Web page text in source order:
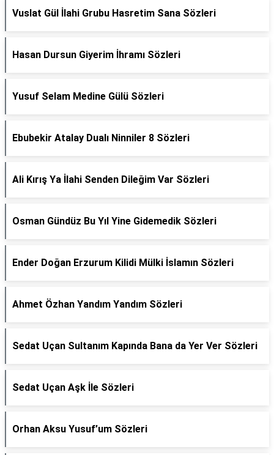
Vuslat Gül İlahi Grubu Hasretim Sana Sözleri
Hasan Dursun Giyerim İhramı Sözleri
Yusuf Selam Medine Gülü Sözleri
Ebubekir Atalay Dualı Ninniler 8 Sözleri
Ali Kırış Ya İlahi Senden Dileğim Var Sözleri
Osman Gündüz Bu Yıl Yine Gidemedik Sözleri
Ender Doğan Erzurum Kilidi Mülki İslamın Sözleri
Ahmet Özhan Yandım Yandım Sözleri
Sedat Uçan Sultanım Kapında Bana da Yer Ver Sözleri
Sedat Uçan Aşk İle Sözleri
Orhan Aksu Yusuf’um Sözleri